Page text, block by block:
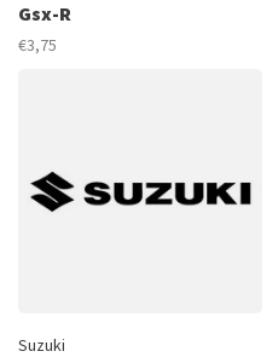
Gsx-R
€3,75
Suzuki